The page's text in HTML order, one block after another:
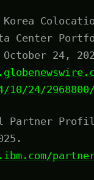
Center
24,
10/24/
Partner